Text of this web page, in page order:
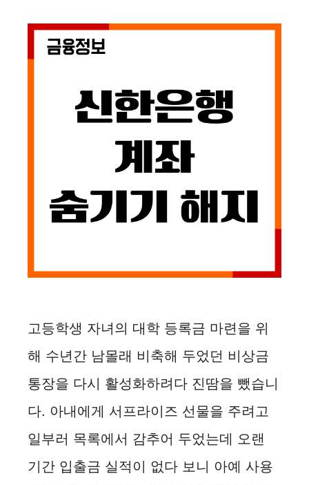
고등학생 자녀의 대학 등록금 마련을 위
해 수년간 남몰래 비축해 두었던 비상금
통장을 다시 활성화하려다 진땀을 뺐습니
다. 아내에게 서프라이즈 선물을 주려고
일부러 목록에서 감추어 두었는데 오랜
기간 입출금 실적이 없다 보니 아예 사용